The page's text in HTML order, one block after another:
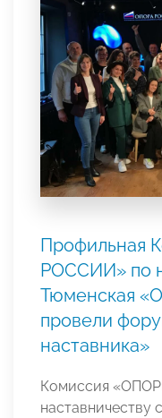
Профильная
РОССИИ» по
Тюменская
провели
наставника»
Комиссия
наставничеству